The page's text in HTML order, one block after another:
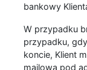
bankowy
W przypadku
przypadku,
koncie, Klient
mailową pod